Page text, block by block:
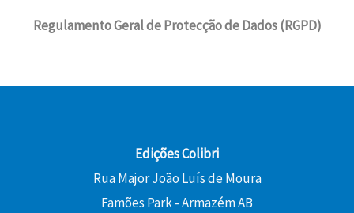
Regulamento Geral de Protecção de Dados (RGPD)
Edições Colibri
Rua Major João Luís de Moura
Famões Park - Armazém AB